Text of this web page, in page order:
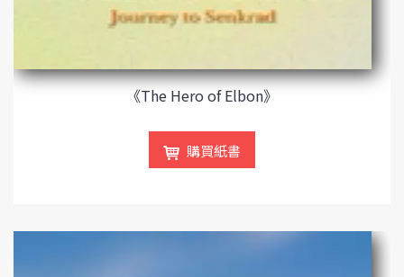
《The Hero of Elbon》
購買紙書